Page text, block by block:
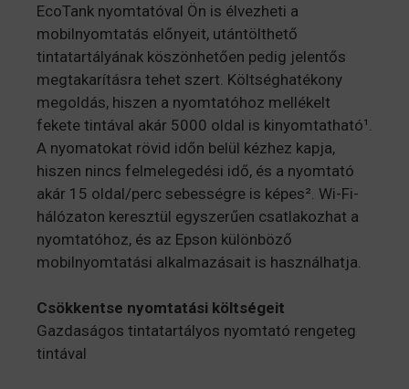
EcoTank nyomtatóval Ön is élvezheti a
mobilnyomtatás előnyeit, utántölthető
tintatartályának köszönhetően pedig jelentős
megtakarításra tehet szert. Költséghatékony
megoldás, hiszen a nyomtatóhoz mellékelt
fekete tintával akár 5000 oldal is kinyomtatható¹.
A nyomatokat rövid időn belül kézhez kapja,
hiszen nincs felmelegedési idő, és a nyomtató
akár 15 oldal/perc sebességre is képes². Wi-Fi-
hálózaton keresztül egyszerűen csatlakozhat a
nyomtatóhoz, és az Epson különböző
mobilnyomtatási alkalmazásait is használhatja.
Csökkentse nyomtatási költségeit
Gazdaságos tintatartályos nyomtató rengeteg
tintával